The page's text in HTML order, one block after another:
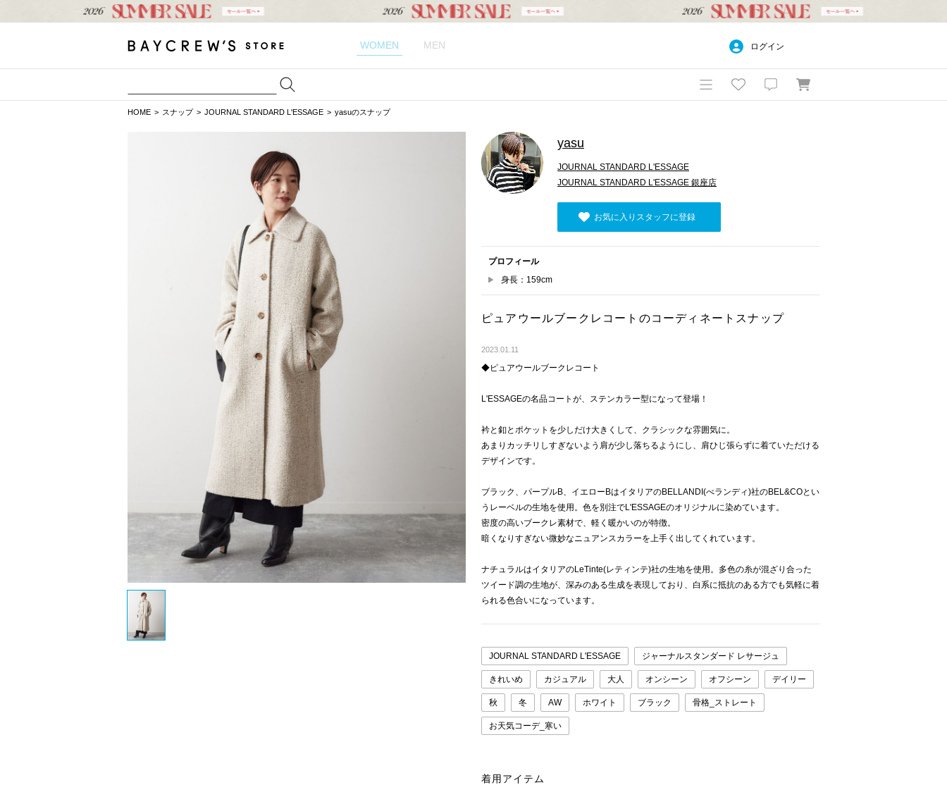
WOMEN MEN ログイン
HOME スナップ JOURNAL STANDARD L'ESSAGE yasuのスナップ
yasu
JOURNAL STANDARD L'ESSAGE
JOURNAL STANDARD L'ESSAGE 銀座店
お気に入りスタッフに登録
プロフィール
身長：159cm
ピュアウールブークレコートのコーディネートスナップ
2023.01.11
◆ピュアウールブークレコート
L'ESSAGEの名品コートが、ステンカラー型になって登場！
衿と釦とポケットを少しだけ大きくして、クラシックな雰囲気に。
あまりカッチリしすぎないよう肩が少し落ちるようにし、肩ひじ張らずに着ていただける
デザインです。
ブラック、パープルB、イエローBはイタリアのBELLANDI(べランディ)社のBEL&COとい
うレーベルの生地を使用。色を別注でL'ESSAGEのオリジナルに染めています。
密度の高いブークレ素材で、軽く暖かいのが特徴。
暗くなりすぎない微妙なニュアンスカラーを上手く出してくれています。
ナチュラルはイタリアのLeTinte(レティンテ)社の生地を使用。多色の糸が混ざり合った
ツイード調の生地が、深みのある生成を表現しており、白系に抵抗のある方でも気軽に着
られる色合いになっています。
JOURNAL STANDARD L'ESSAGE ジャーナルスタンダード レサージュ
きれいめ カジュアル 大人 オンシーン オフシーン デイリー
秋 冬 AW ホワイト ブラック 骨格_ストレート
お天気コーデ_寒い
着用アイテム